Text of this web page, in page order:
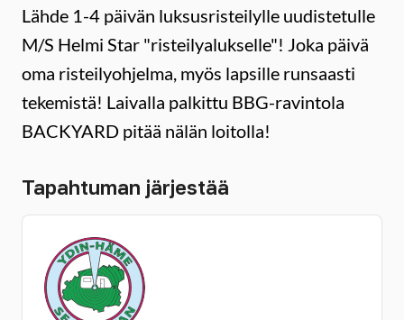
Lähde 1-4 päivän luksusristeilylle uudistetulle
M/S Helmi Star "risteilyalukselle"! Joka päivä
oma risteilyohjelma, myös lapsille runsaasti
tekemistä! Laivalla palkittu BBG-ravintola
BACKYARD pitää nälän loitolla!
Tapahtuman järjestää